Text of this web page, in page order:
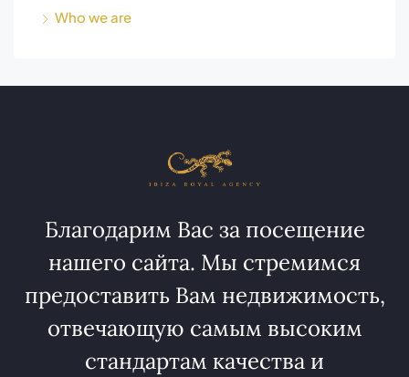
Who we are
Благодарим Вас за посещение
нашего сайта. Мы стремимся
предоставить Вам недвижимость,
отвечающую самым высоким
стандартам качества и